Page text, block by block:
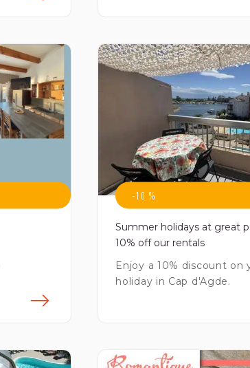
-10 %
Summer holidays at great
10% off our rentals
Enjoy a 10% discount on
holiday in Cap d'Agde.